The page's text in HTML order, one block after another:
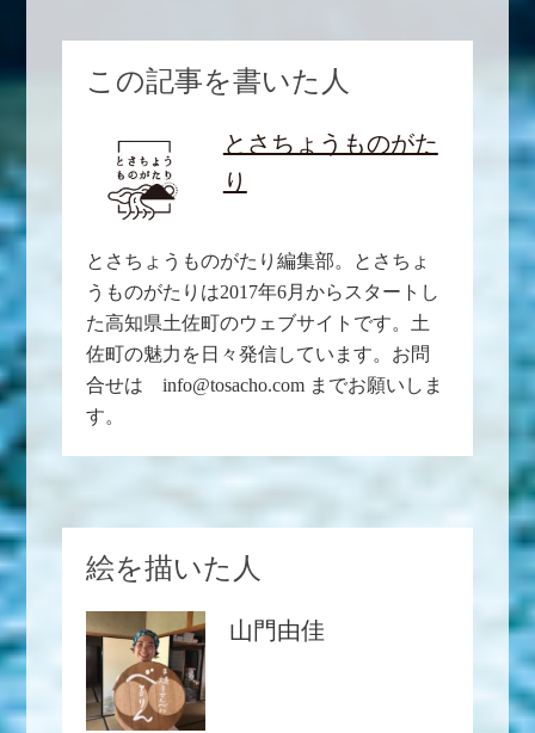
この記事を書いた人
とさちょうものがた
り
とさちょうものがたり編集部。とさちょ
うものがたりは2017年6月からスタートし
た高知県土佐町のウェブサイトです。土
佐町の魅力を日々発信しています。お問
合せは info@tosacho.com までお願いしま
す。
絵を描いた人
山門由佳